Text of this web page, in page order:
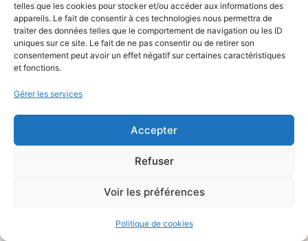
telles que les cookies pour stocker et/ou accéder aux informations des
appareils. Le fait de consentir à ces technologies nous permettra de
traiter des données telles que le comportement de navigation ou les ID
uniques sur ce site. Le fait de ne pas consentir ou de retirer son
consentement peut avoir un effet négatif sur certaines caractéristiques
et fonctions.
Gérer les services
Accepter
Refuser
Voir les préférences
Politique de cookies